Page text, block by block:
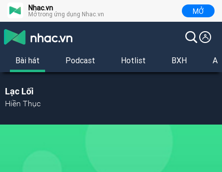
Nhac.vn
Mở trong ứng dụng Nhac.vn MỞ
Bài hát Podcast Hotlist BXH
Lạc Lối
Hiền Thục